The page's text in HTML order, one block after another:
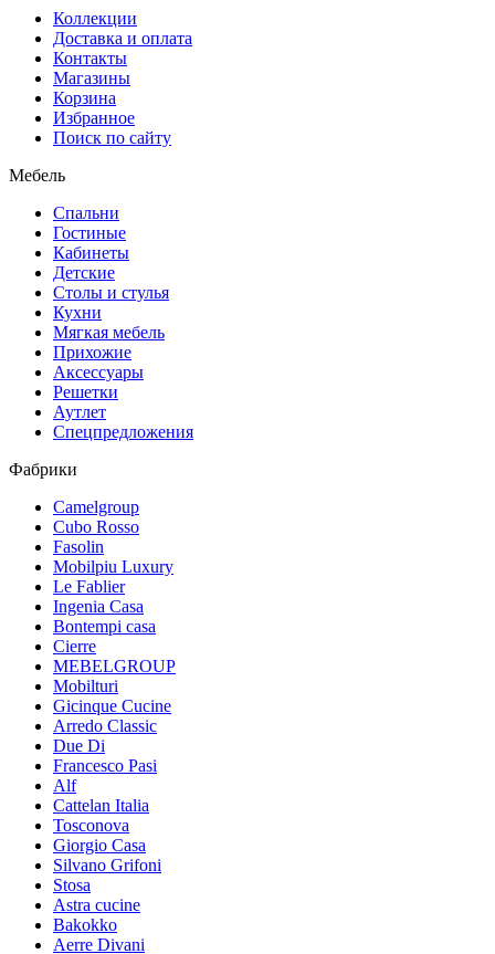
Коллекции
Доставка и оплата
Контакты
Магазины
Корзина
Избранное
Поиск по сайту
Мебель
Спальни
Гостиные
Кабинеты
Детские
Столы и стулья
Кухни
Мягкая мебель
Прихожие
Аксессуары
Решетки
Аутлет
Спецпредложения
Фабрики
Camelgroup
Cubo Rosso
Fasolin
Mobilpiu Luxury
Le Fablier
Ingenia Casa
Bontempi casa
Cierre
MEBELGROUP
Mobilturi
Gicinque Cucine
Arredo Classic
Due Di
Francesco Pasi
Alf
Cattelan Italia
Tosconova
Giorgio Casa
Silvano Grifoni
Stosa
Astra cucine
Bakokko
Aerre Divani